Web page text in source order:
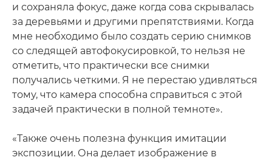
и сохраняла фокус, даже когда сова скрывалась
за деревьями и другими препятствиями. Когда
мне необходимо было создать серию снимков
со следящей автофокусировкой, то нельзя не
отметить, что практически все снимки
получались четкими. Я не перестаю удивляться
тому, что камера способна справиться с этой
задачей практически в полной темноте».
«Также очень полезна функция имитации
экспозиции. Она делает изображение в